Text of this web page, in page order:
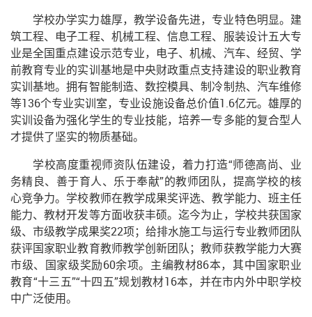
学校办学实力雄厚，教学设备先进，专业特色明显。建
筑工程、电子工程、机械工程、信息工程、服装设计五大专
业是全国重点建设示范专业，电子、机械、汽车、经贸、学
前教育专业的实训基地是中央财政重点支持建设的职业教育
实训基地。拥有智能制造、数控模具、制冷制热、汽车维修
等136个专业实训室，专业设施设备总价值1.6亿元。雄厚的
实训设备为强化学生的专业技能，培养一专多能的复合型人
才提供了坚实的物质基础。
学校高度重视师资队伍建设，着力打造“师德高尚、业
务精良、善于育人、乐于奉献”的教师团队，提高学校的核
心竞争力。学校教师在教学成果奖评选、教学能力、班主任
能力、教材开发等方面收获丰硕。迄今为止，学校共获国家
级、市级教学成果奖22项；给排水施工与运行专业教师团队
获评国家职业教育教师教学创新团队；教师获教学能力大赛
市级、国家级奖励60余项。主编教材86本，其中国家职业
教育“十三五”“十四五”规划教材16本，并在市内外中职学校
中广泛使用。